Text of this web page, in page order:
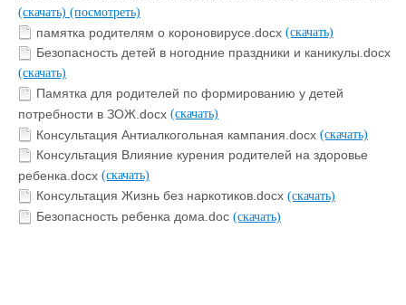
(скачать) (посмотреть)
памятка родителям о короновирусе.docx (скачать)
Безопасность детей в ногодние праздники и каникулы.docx
(скачать)
Памятка для родителей по формированию у детей
потребности в ЗОЖ.docx (скачать)
Консультация Антиалкогольная кампания.docx (скачать)
Консультация Влияние курения родителей на здоровье
ребенка.docx (скачать)
Консультация Жизнь без наркотиков.docx (скачать)
Безопасность ребенка дома.doc (скачать)